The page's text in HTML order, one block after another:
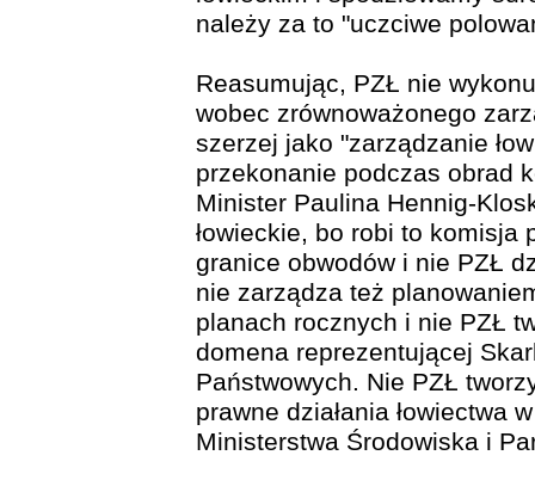
należy za to "uczciwe
Reasumując, PZŁ nie
wobec zrównoważonego
szerzej jako "zarządzanie
przekonanie podczas obrad
Minister Paulina Hennig-
łowieckie, bo robi to komisja
granice obwodów i nie PZŁ
nie zarządza też
planach rocznych i nie PZŁ
domena reprezentującej
Państwowych. Nie PZŁ
prawne działania łowiectwa
Ministerstwa Środowiska i